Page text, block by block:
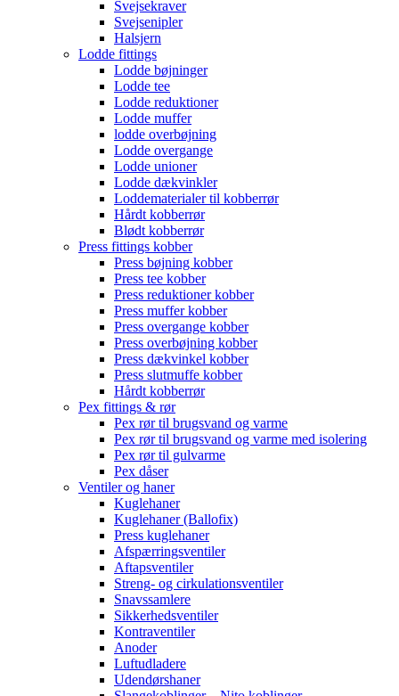
Svejsekraver
Svejsenipler
Halsjern
Lodde fittings
Lodde bøjninger
Lodde tee
Lodde reduktioner
Lodde muffer
lodde overbøjning
Lodde overgange
Lodde unioner
Lodde dækvinkler
Loddematerialer til kobberrør
Hårdt kobberrør
Blødt kobberrør
Press fittings kobber
Press bøjning kobber
Press tee kobber
Press reduktioner kobber
Press muffer kobber
Press overgange kobber
Press overbøjning kobber
Press dækvinkel kobber
Press slutmuffe kobber
Hårdt kobberrør
Pex fittings & rør
Pex rør til brugsvand og varme
Pex rør til brugsvand og varme med isolering
Pex rør til gulvarme
Pex dåser
Ventiler og haner
Kuglehaner
Kuglehaner (Ballofix)
Press kuglehaner
Afspærringsventiler
Aftapsventiler
Streng- og cirkulationsventiler
Snavssamlere
Sikkerhedsventiler
Kontraventiler
Anoder
Luftudladere
Udendørshaner